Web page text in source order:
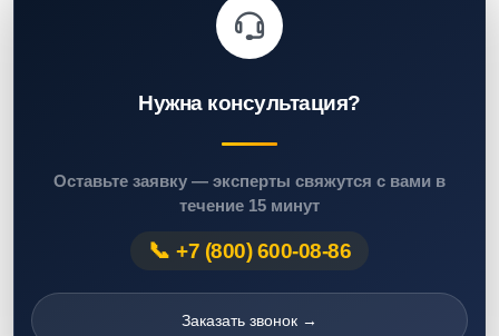
Нужна консультация?
Оставьте заявку — эксперты свяжутся с вами в
течение 15 минут
+7 (800) 600-08-86
Заказать звонок →